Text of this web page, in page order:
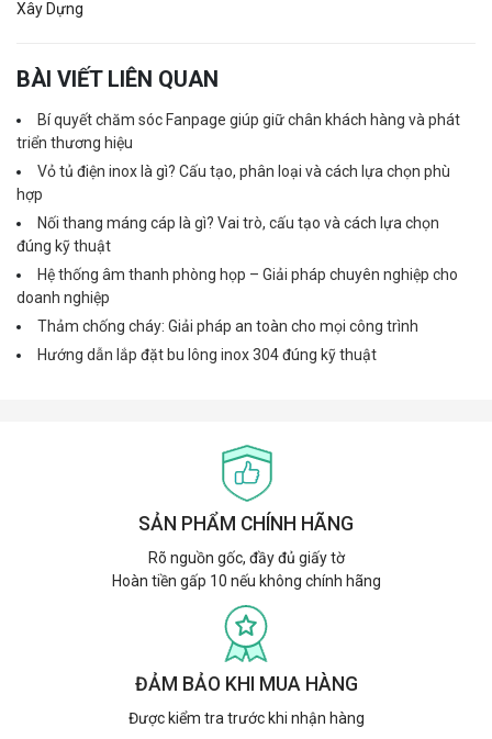
Xây Dựng
BÀI VIẾT LIÊN QUAN
Bí quyết chăm sóc Fanpage giúp giữ chân khách hàng và phát
triển thương hiệu
Vỏ tủ điện inox là gì? Cấu tạo, phân loại và cách lựa chọn phù
hợp
Nối thang máng cáp là gì? Vai trò, cấu tạo và cách lựa chọn
đúng kỹ thuật
Hệ thống âm thanh phòng họp – Giải pháp chuyên nghiệp cho
doanh nghiệp
Thảm chống cháy: Giải pháp an toàn cho mọi công trình
Hướng dẫn lắp đặt bu lông inox 304 đúng kỹ thuật
SẢN PHẨM CHÍNH HÃNG
Rõ nguồn gốc, đầy đủ giấy tờ
Hoàn tiền gấp 10 nếu không chính hãng
ĐẢM BẢO KHI MUA HÀNG
Được kiểm tra trước khi nhận hàng